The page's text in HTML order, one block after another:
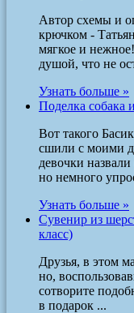
Автор схемы и
крючком -
мягкое и
душой, что не
Узнать больше »
Поделка собака
Вот такого
сшили с моими
девочки
но немного
Узнать больше »
Сувенир из
класс)
Друзья, в этом
но,
сотворите
в подарок ...